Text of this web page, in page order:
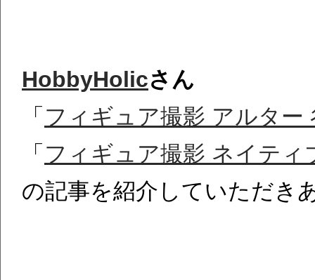
HobbyHolicさん
「 フィギュア撮影 アルター
「 フィギュア撮影 ネイティ
の記事を紹介していただき